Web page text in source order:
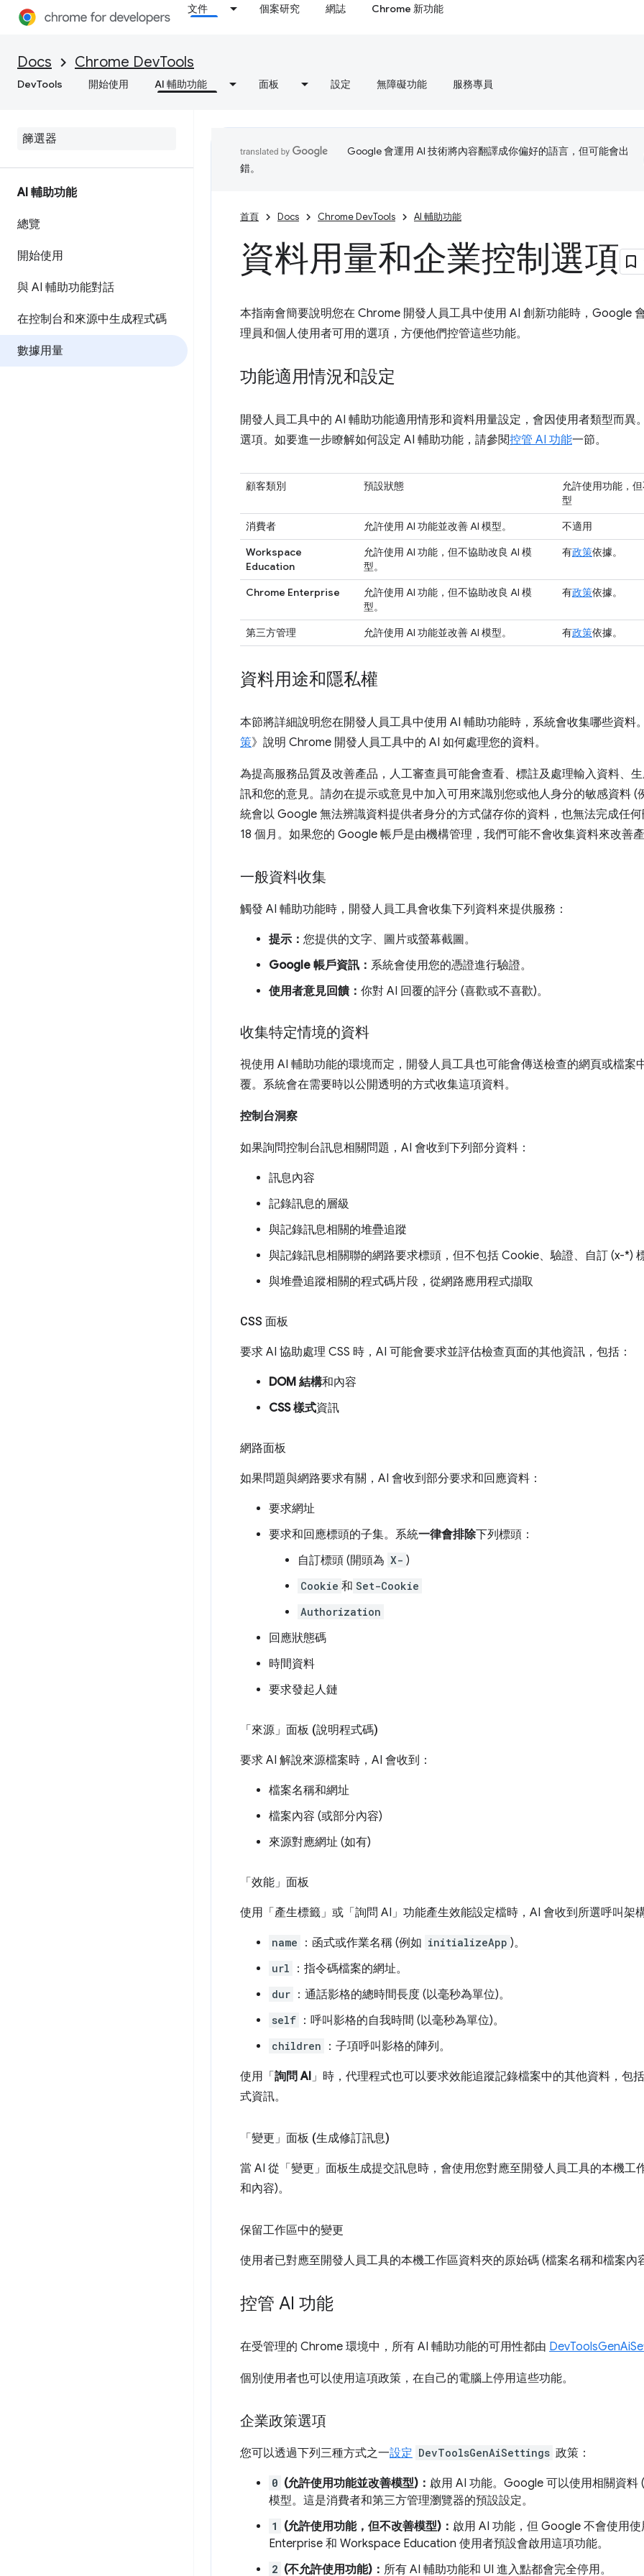
文件 個案研究 網誌 Chrome 新功能
Docs Chrome DevTools
DevTools 開始使用 AI 輔助功能 面板 設定 無障礙功能 服務專員
AI 輔助功能
總覽
開始使用
與 AI 輔助功能對話
在控制台和來源中生成程式碼
數據用量
Google 會運用 AI 技術將內容翻譯成你偏好的語言，但可能會出
錯。
首頁 Docs Chrome DevTools AI 輔助功能
資料用量和企業控制選項
本指南會簡要說明您在 Chrome 開發人員工具中使用 AI 創新功能時，Google
理員和個人使用者可用的選項，方便他們控管這些功能。
功能適用情況和設定
開發人員工具中的 AI 輔助功能適用情形和資料用量設定，會因使用者類型而異
選項。如要進一步瞭解如何設定 AI 輔助功能，請參閱控管 AI 功能一節。
顧客類別 預設狀態
允許使用功能，
型
消費者 允許使用 AI 功能並改善 AI 模型。 不適用
Workspace
Education
允許使用 AI 功能，但不協助改良 AI 模
型。
有政策依據。
Chrome Enterprise
允許使用 AI 功能，但不協助改良 AI 模
型。
有政策依據。
第三方管理 允許使用 AI 功能並改善 AI 模型。 有政策依據。
資料用途和隱私權
本節將詳細說明您在開發人員工具中使用 AI 輔助功能時，系統會收集哪些資料
策》說明 Chrome 開發人員工具中的 AI 如何處理您的資料。
為提高服務品質及改善產品，人工審查員可能會查看、標註及處理輸入資料、
訊和您的意見。請勿在提示或意見中加入可用來識別您或他人身分的敏感資料 (
統會以 Google 無法辨識資料提供者身分的方式儲存你的資料，也無法完成任
18 個月。如果您的 Google 帳戶是由機構管理，我們可能不會收集資料來改善產
一般資料收集
觸發 AI 輔助功能時，開發人員工具會收集下列資料來提供服務：
提示： 您提供的文字、圖片或螢幕截圖。
Google 帳戶資訊： 系統會使用您的憑證進行驗證。
使用者意見回饋： 你對 AI 回覆的評分 (喜歡或不喜歡)。
收集特定情境的資料
視使用 AI 輔助功能的環境而定，開發人員工具也可能會傳送檢查的網頁或檔案
覆。系統會在需要時以公開透明的方式收集這項資料。
控制台洞察
如果詢問控制台訊息相關問題，AI 會收到下列部分資料：
訊息內容
記錄訊息的層級
與記錄訊息相關的堆疊追蹤
與記錄訊息相關聯的網路要求標頭，但不包括 Cookie、驗證、自訂 (x-*)
與堆疊追蹤相關的程式碼片段，從網路應用程式擷取
CSS 面板
要求 AI 協助處理 CSS 時，AI 可能會要求並評估檢查頁面的其他資訊，包括：
DOM 結構和內容
CSS 樣式資訊
網路面板
如果問題與網路要求有關，AI 會收到部分要求和回應資料：
要求網址
要求和回應標頭的子集。系統一律會排除下列標頭：
自訂標頭 (開頭為 X- )
Cookie 和 Set-Cookie
Authorization
回應狀態碼
時間資料
要求發起人鏈
「來源」面板 (說明程式碼)
要求 AI 解說來源檔案時，AI 會收到：
檔案名稱和網址
檔案內容 (或部分內容)
來源對應網址 (如有)
「效能」面板
使用「產生標籤」 或「詢問 AI」 功能產生效能設定檔時，AI 會收到所選呼叫架
name ：函式或作業名稱 (例如 initializeApp )。
url ：指令碼檔案的網址。
dur ：通話影格的總時間長度 (以毫秒為單位)。
self ：呼叫影格的自我時間 (以毫秒為單位)。
children ：子項呼叫影格的陣列。
使用「 詢問 AI」時，代理程式也可以要求效能追蹤記錄檔案中的其他資料，包
式資訊。
「變更」面板 (生成修訂訊息)
當 AI 從「變更」 面板生成提交訊息時，會使用您對應至開發人員工具的本機工
和內容)。
保留工作區中的變更
使用者已對應至開發人員工具的本機工作區資料夾的原始碼 (檔案名稱和檔案內
控管 AI 功能
在受管理的 Chrome 環境中，所有 AI 輔助功能的可用性都由
個別使用者也可以使用這項政策，在自己的電腦上停用這些功能。
企業政策選項
您可以透過下列三種方式之一設定 DevToolsGenAiSettings 政策：
0 (允許使用功能並改善模型)： 啟用 AI 功能。Google 可以使用相關資料
模型。這是消費者和第三方管理瀏覽器的預設設定。
1 (允許使用功能，但不改善模型)： 啟用 AI 功能，但 Google 不會使用
Enterprise 和 Workspace Education 使用者預設會啟用這項功能。
2 (不允許使用功能)： 所有 AI 輔助功能和 UI 進入點都會完全停用。